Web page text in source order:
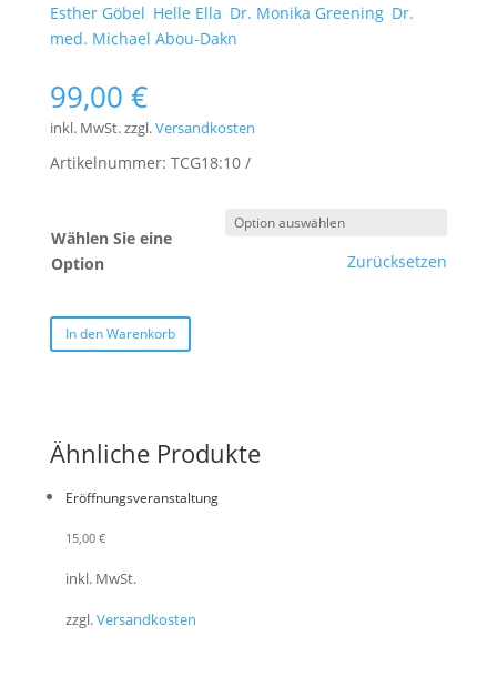
Esther Göbel Helle Ella Dr. Monika Greening, Dr.
med. Michael Abou-Dakn
99,00 €
inkl. MwSt.zzgl.Versandkosten
Artikelnummer: TCG18:10
Wählen Sie eine
Option
Zurücksetzen
In den Warenkorb
Ähnliche Produkte
Eröffnungsveranstaltung
15,00 €
inkl. MwSt.
zzgl.Versandkosten